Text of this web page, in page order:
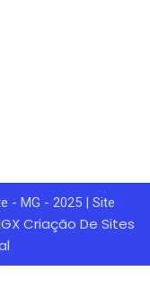
- MG - 2025 | Site
Criação De Sites